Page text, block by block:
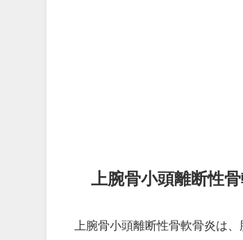
上腕骨小頭離断性
上腕骨小頭離断性骨軟骨炎は